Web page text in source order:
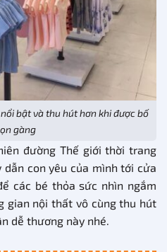
bật và thu hút hơn khi được bố
gàng
đường Thế giới thời trang
dẫn con yêu của mình tới cửa
các bé thỏa sức nhìn ngắm
gian nội thất vô cùng thu hút
dễ thương này nhé.